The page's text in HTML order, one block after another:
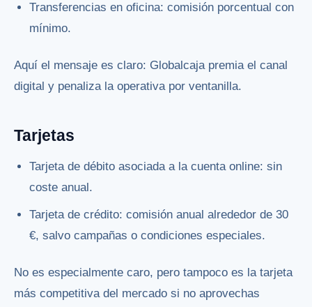
Transferencias en oficina: comisión porcentual con
mínimo.
Aquí el mensaje es claro: Globalcaja premia el canal
digital y penaliza la operativa por ventanilla.
Tarjetas
Tarjeta de débito asociada a la cuenta online: sin
coste anual.
Tarjeta de crédito: comisión anual alrededor de 30
€, salvo campañas o condiciones especiales.
No es especialmente caro, pero tampoco es la tarjeta
más competitiva del mercado si no aprovechas